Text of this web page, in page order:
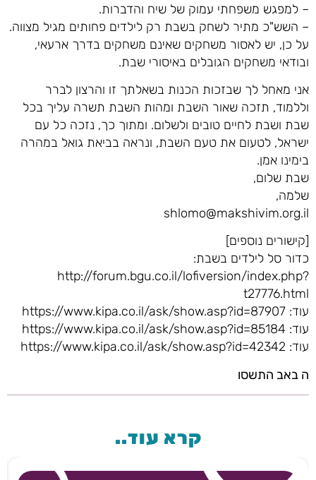
– למפגש משפחתי עמוק של שיח והדברות.
– השש"כ מתיר לשחק בשבת רק לילדים פחותים מגיל מצווה.
על כן, יש לאסור משחקים שאינם משחקים בדרך ארעאי,
ובודאי משחקים הגובלים באיסורי שבת.
אני מאחל לך שבזכות הכנות בשאלתך זו והרצון לברר
וללמוד, תזכה שאור השבת ומהות השבת תשרה עליך בכל
שבת ושבת לחיים טובים ולשלום. ומתוך כך, נזכה כל עם
ישראל, לטעום את טעם השבת, ונראה בביאת גואל במהרה
בימינו אמן.
שבת שלום,
שלמה,
shlomo@makshivim.org.il
[קישורים נוספים]
כדור סל לילדים בשבת:
http://forum.bgu.co.il/lofiversion/index.php?
t27776.html
עוד: https://www.kipa.co.il/ask/show.asp?id=87907
עוד: https://www.kipa.co.il/ask/show.asp?id=85184
עוד: https://www.kipa.co.il/ask/show.asp?id=42342
ה באב התשסו
קרא עוד..